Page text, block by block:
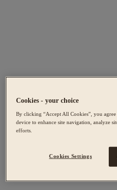
Cookies - your choice
By clicking “Accept All Cookies”, you
device to enhance site navigation, analyze
efforts.
Cookies Settings